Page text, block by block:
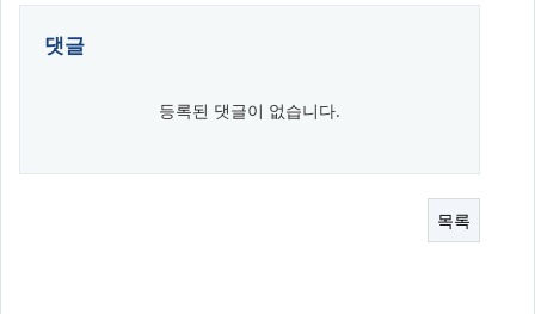
댓글
등록된 댓글이 없습니다.
목록